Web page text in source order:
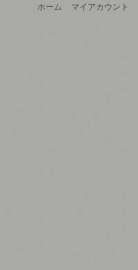
ホーム マイアカウント